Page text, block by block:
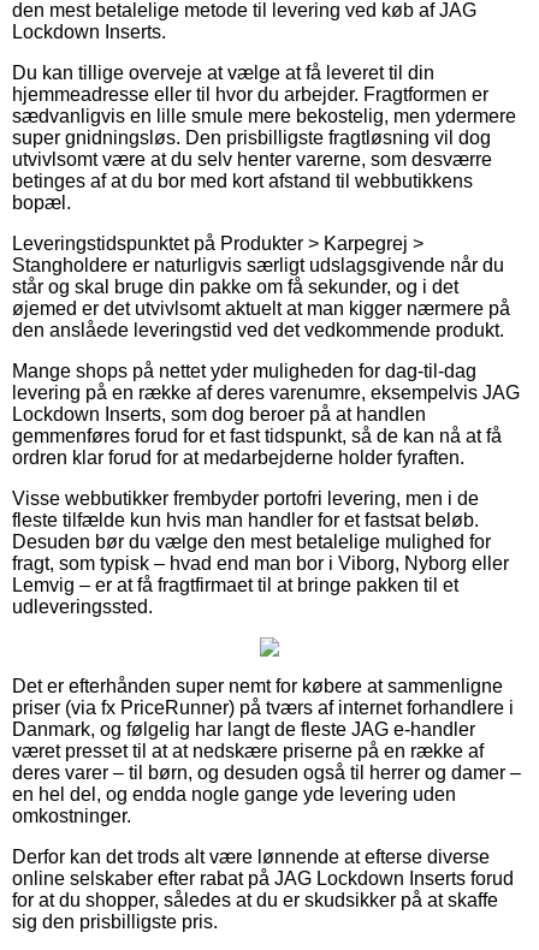
den mest betalelige metode til levering ved køb af JAG
Lockdown Inserts.
Du kan tillige overveje at vælge at få leveret til din
hjemmeadresse eller til hvor du arbejder. Fragtformen er
sædvanligvis en lille smule mere bekostelig, men ydermere
super gnidningsløs. Den prisbilligste fragtløsning vil dog
utvivlsomt være at du selv henter varerne, som desværre
betinges af at du bor med kort afstand til webbutikkens
bopæl.
Leveringstidspunktet på Produkter > Karpegrej >
Stangholdere er naturligvis særligt udslagsgivende når du
står og skal bruge din pakke om få sekunder, og i det
øjemed er det utvivlsomt aktuelt at man kigger nærmere på
den anslåede leveringstid ved det vedkommende produkt.
Mange shops på nettet yder muligheden for dag-til-dag
levering på en række af deres varenumre, eksempelvis JAG
Lockdown Inserts, som dog beroer på at handlen
gemmenføres forud for et fast tidspunkt, så de kan nå at få
ordren klar forud for at medarbejderne holder fyraften.
Visse webbutikker frembyder portofri levering, men i de
fleste tilfælde kun hvis man handler for et fastsat beløb.
Desuden bør du vælge den mest betalelige mulighed for
fragt, som typisk – hvad end man bor i Viborg, Nyborg eller
Lemvig – er at få fragtfirmaet til at bringe pakken til et
udleveringssted.
Det er efterhånden super nemt for købere at sammenligne
priser (via fx PriceRunner) på tværs af internet forhandlere i
Danmark, og følgelig har langt de fleste JAG e-handler
været presset til at at nedskære priserne på en række af
deres varer – til børn, og desuden også til herrer og damer –
en hel del, og endda nogle gange yde levering uden
omkostninger.
Derfor kan det trods alt være lønnende at efterse diverse
online selskaber efter rabat på JAG Lockdown Inserts forud
for at du shopper, således at du er skudsikker på at skaffe
sig den prisbilligste pris.